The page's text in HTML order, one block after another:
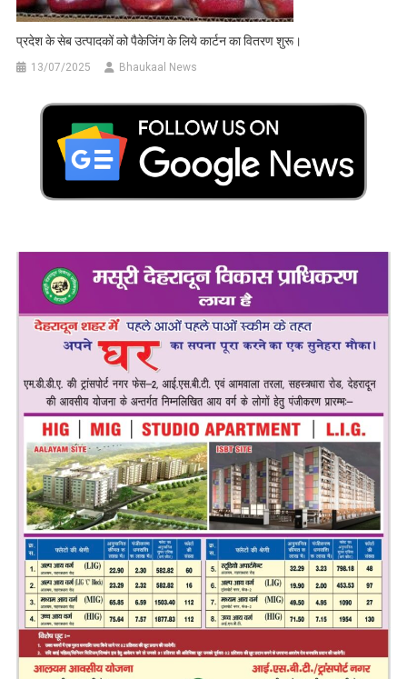
प्रदेश के सेब उत्पादकों को पैकेजिंग के लिये कार्टन का वितरण शुरू।
13/07/2025 Bhaukaal News